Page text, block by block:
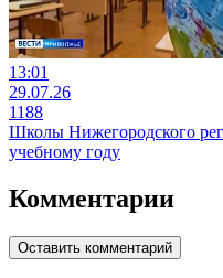
13:01
29.07.26
1188
Школы Нижегородского
учебному году
Комментарии
Оставить комментарий